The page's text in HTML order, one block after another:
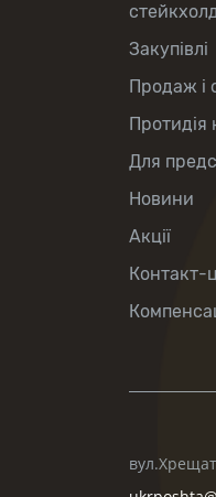
Закупівлі
Продаж і
Протидія
Для
Новини
Акції
Контакт-